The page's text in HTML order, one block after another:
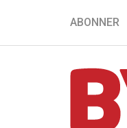
ABONNER